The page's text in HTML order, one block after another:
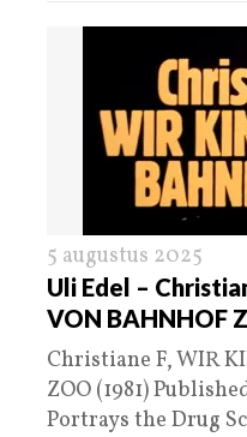
5 augustus 2025
Uli Edel –
VON BAHNHOF
Christiane F, WIR
ZOO (1981)
Portrays the Drug